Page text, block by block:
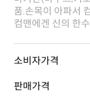
컴맨에겐 신의 한수
소비자가격
판매가격